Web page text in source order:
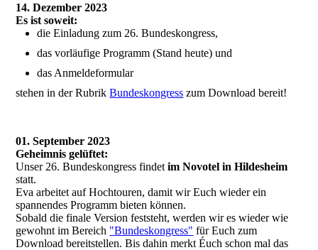
14. Dezember 2023
Es ist soweit:
die Einladung zum 26. Bundeskongress,
das vorläufige Programm (Stand heute) und
das Anmeldeformular
stehen in der RubrikBundeskongress zum Download bereit!
01. September 2023
Geheimnis gelüftet:
Unser 26. Bundeskongress findet im Novotel in Hildesheim
statt.
Eva arbeitet auf Hochtouren, damit wir Euch wieder ein
spannendes Programm bieten können.
Sobald die finale Version feststeht, werden wir es wieder wie
gewohnt im Bereich "Bundeskongress" für Euch zum
Download bereitstellen. Bis dahin merkt Éuch schon mal das